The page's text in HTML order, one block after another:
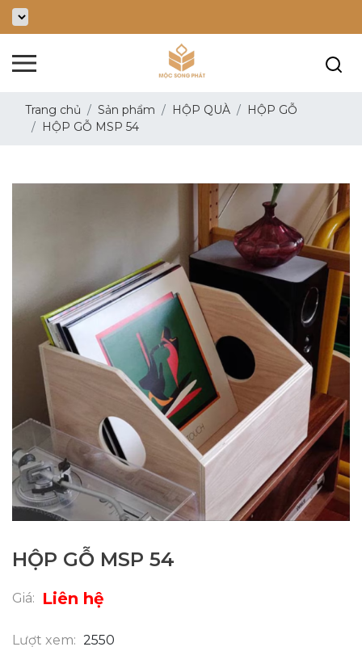
Trang chủ Sản phẩm HỘP QUÀ
HỘP GỖ
HỘP GỖ MSP 54
HỘP GỖ MSP 54
Giá: Liên hệ
Lượt xem: 2550